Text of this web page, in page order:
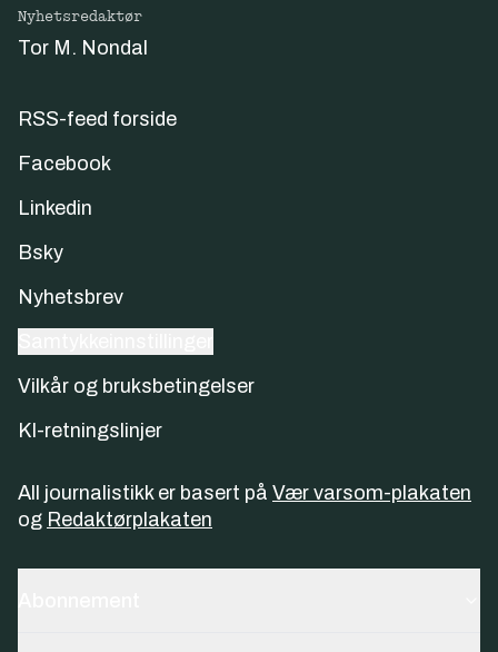
Nyhetsredaktør
Tor M. Nondal
RSS-feed forside
Facebook
Linkedin
Bsky
Nyhetsbrev
Vilkår og bruksbetingelser
KI-retningslinjer
All journalistikk er basert på Vær varsom-plakaten
og Redaktørplakaten